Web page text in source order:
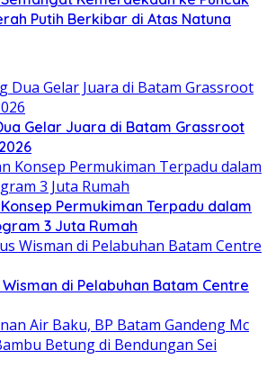
Putih Berkibar di Atas Natuna
Gelar Juara di Batam Grassroot
Permukiman Terpadu dalam
3 Juta Rumah
di Pelabuhan Batam Centre